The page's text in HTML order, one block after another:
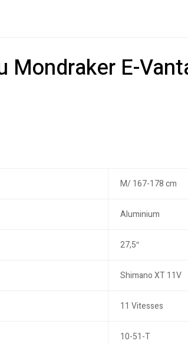
E-
M/ 167-178 cm
Aluminium
27,5″
Shimano XT 11V
11 Vitesses
10-51-T